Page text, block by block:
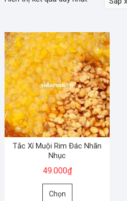
Tắc Xí Muội Rim Đác Nhãn
Nhục
49.000₫
Chọn
Sản